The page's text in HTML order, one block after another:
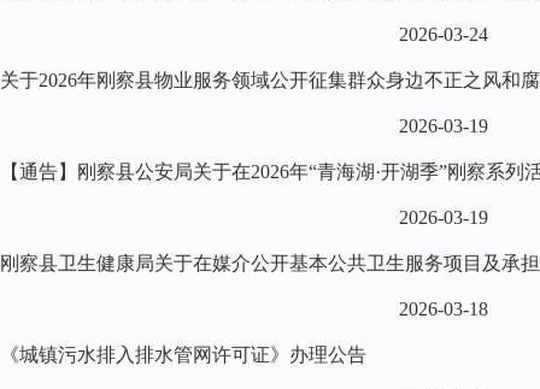
2026-03-24
关于2026年刚察县物业服务领域公开征集群众身边不正之风和
2026-03-19
【通告】刚察县公安局关于在2026年“青海湖·开湖季”刚察系列
2026-03-19
刚察县卫生健康局关于在媒介公开基本公共卫生服务项目及承
2026-03-18
《城镇污水排入排水管网许可证》办理公告